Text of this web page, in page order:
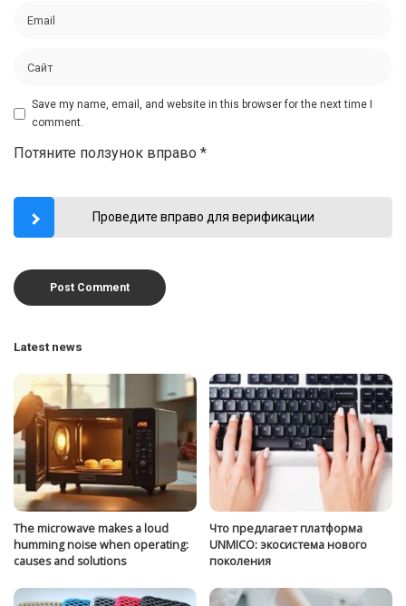
Save my name, email, and website in this browser for the next time I
comment.
Потяните ползунок вправо *
Проведите вправо для верификации
Latest news
The microwave makes a loud
humming noise when operating:
causes and solutions
Что предлагает платформа
UNMICO: экосистема нового
поколения